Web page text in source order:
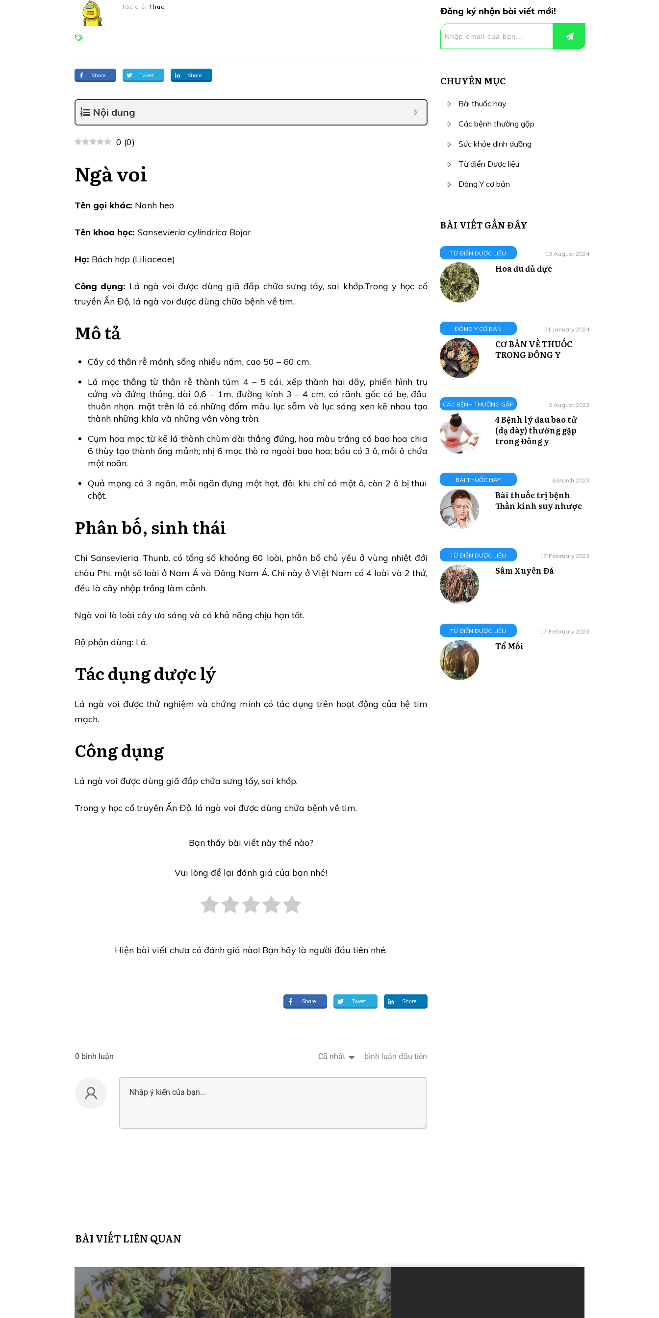
Tác giả: Thuc
Share Tweet Share
Nội dung
0 (0)
Ngà voi
Tên gọi khác: Nanh heo
Tên khoa học: Sansevieria cylindrica Bojor
Họ: Bách hợp (Liliaceae)
Công dụng: Lá ngà voi được dùng giã đắp chữa sưng tấy, sai khớp.Trong y học cổ
truyền Ấn Độ, lá ngà voi được dùng chữa bệnh về tim.
Mô tả
Cây có thân rễ mảnh, sống nhiều năm, cao 50 – 60 cm.
Lá mọc thẳng từ thân rễ thành túm 4 – 5 cái, xếp thành hai dãy, phiến hình trụ
cứng và đứng thẳng, dài 0,6 – 1m, đường kính 3 – 4 cm, có rãnh, gốc có bẹ, đầu
thuôn nhọn, mặt trên lá có những đốm màu lục sẫm và lục sáng xen kẽ nhau tạo
thành những khía và những vân vòng tròn.
Cụm hoa mọc từ kẽ lá thành chùm dài thẳng đứng, hoa màu trắng có bao hoa chia
6 thùy tạo thành ống mảnh; nhị 6 mọc thò ra ngoài bao hoa; bầu có 3 ô, mỗi ô chứa
một noãn.
Quả mọng có 3 ngăn, mỗi ngăn đựng một hạt, đôi khi chỉ có một ô, còn 2 ô bị thui
chột.
Phân bố, sinh thái
Chi Sansevieria Thunb. có tổng số khoảng 60 loài, phân bố chủ yếu ở vùng nhiệt đới
châu Phi, một số loài ở Nam Á và Đông Nam Á. Chi này ở Việt Nam có 4 loài và 2 thứ,
đều là cây nhập trồng làm cảnh.
Ngà voi là loài cây ưa sáng và có khả năng chịu hạn tốt.
Bộ phận dùng: Lá.
Tác dụng dược lý
Lá ngà voi được thử nghiệm và chứng minh có tác dụng trên hoạt động của hệ tim
mạch.
Công dụng
Lá ngà voi được dùng giã đắp chữa sưng tấy, sai khớp.
Trong y học cổ truyền Ấn Độ, lá ngà voi được dùng chữa bệnh về tim.
Bạn thấy bài viết này thế nào?
Vui lòng để lại đánh giá của bạn nhé!
Hiện bài viết chưa có đánh giá nào! Bạn hãy là người đầu tiên nhé.
Share Tweet Share
0 bình luận Cũ nhất bình luận đầu tiên
Đăng ký nhận bài viết mới!
CHUYÊN MỤC
Bài thuốc hay
Các bệnh thường gặp
Sức khỏe dinh dưỡng
Từ điển Dược liệu
Đông Y cơ bản
BÀI VIẾT GẦN ĐÂY
TỪ ĐIỂN DƯỢC LIỆU 13 August 2024
Hoa đu đủ đực
ĐÔNG Y CƠ BẢN 31 January 2024
CƠ BẢN VỀ THUỐC
TRONG ĐÔNG Y
CÁC BỆNH THƯỜNG GẶP 2 August 2023
4 Bệnh lý đau bao tử
(dạ dày) thường gặp
trong Đông y
BÀI THUỐC HAY 6 March 2023
Bài thuốc trị bệnh
Thần kinh suy nhược
TỪ ĐIỂN DƯỢC LIỆU 17 February 2023
Sâm Xuyên Đá
TỪ ĐIỂN DƯỢC LIỆU 17 February 2023
Tổ Mối
BÀI VIẾT LIÊN QUAN